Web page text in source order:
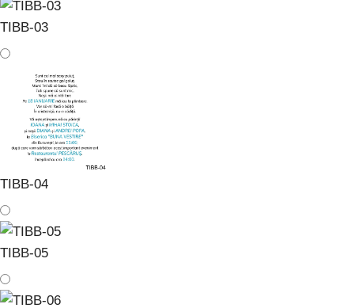
TIBB-03
TIBB-04
TIBB-05